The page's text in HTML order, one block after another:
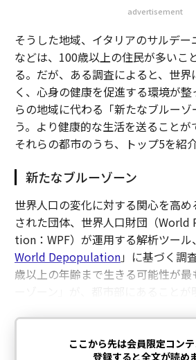
advertisement
そうした地域、イタリアのサルデ
などは、100歳以上の住民が多いこ
る。だが、ある調査によると、世
く、心身の健康を促進する環境が
らの地域に代わる「新たなブルー
う。より健康的な生活を送ること
それらの都市のうち、トップ5を紹介
新たなブルーゾーン
世界人口の変化に対する関心を高
された団体、世界人口財団（
tion：WPF）が運用する解析ツール
World Depopulation」に基づく調
歳以上の年齢まで生きる可能性が